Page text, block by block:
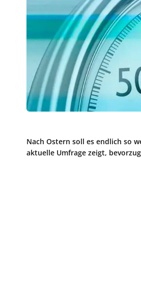
Nach Ostern soll es endlich so
aktuelle Umfrage zeigt,